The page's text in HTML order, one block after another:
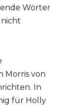
Wörter
nicht
Morris von
In
für Holly